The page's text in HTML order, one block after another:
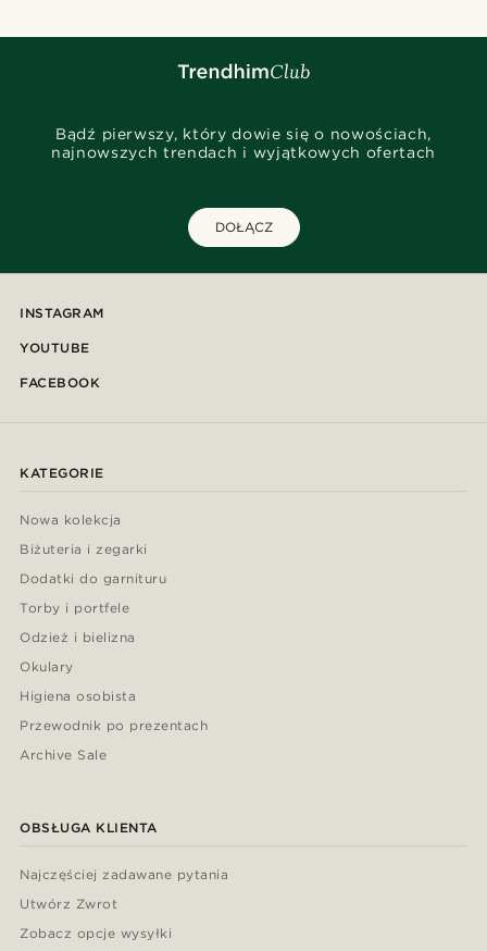
Bądź pierwszy, który dowie się o nowościach,
najnowszych trendach i wyjątkowych ofertach
DOŁĄCZ
INSTAGRAM
YOUTUBE
FACEBOOK
KATEGORIE
Nowa kolekcja
Biżuteria i zegarki
Dodatki do garnituru
Torby i portfele
Odzież i bielizna
Okulary
Higiena osobista
Przewodnik po prezentach
Archive Sale
OBSŁUGA KLIENTA
Najczęściej zadawane pytania
Utwórz Zwrot
Zobacz opcje wysyłki